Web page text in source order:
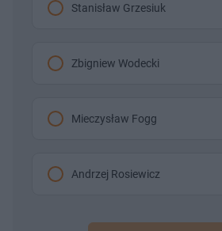
Stanisław Grzesiuk
Zbigniew Wodecki
Mieczysław Fogg
Andrzej Rosiewicz